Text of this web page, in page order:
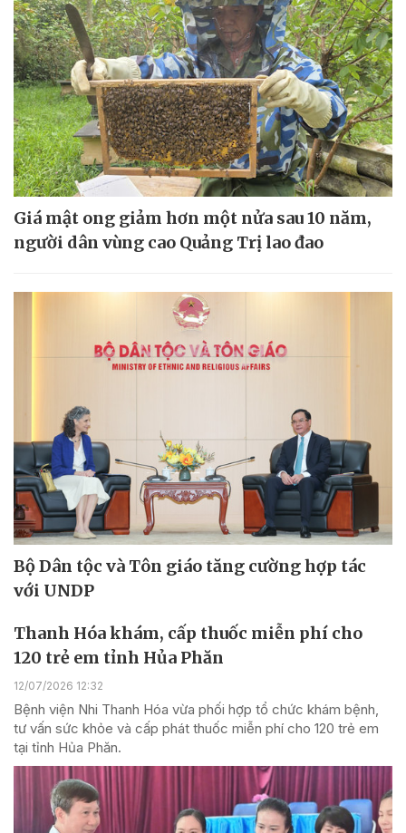
Giá mật ong giảm hơn một nửa sau 10 năm,
người dân vùng cao Quảng Trị lao đao
Bộ Dân tộc và Tôn giáo tăng cường hợp tác
với UNDP
Thanh Hóa khám, cấp thuốc miễn phí cho
120 trẻ em tỉnh Hủa Phăn
12/07/2026 12:32
Bệnh viện Nhi Thanh Hóa vừa phối hợp tổ chức khám bệnh,
tư vấn sức khỏe và cấp phát thuốc miễn phí cho 120 trẻ em
tại tỉnh Hủa Phăn.